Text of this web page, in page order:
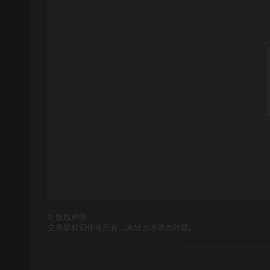
版权声明
文章版权归作者所有，未经允许请勿转载。